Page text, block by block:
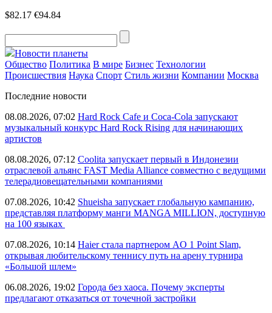
$82.17 €94.84
Новости планеты
Общество Политика В мире Бизнес Технологии
Происшествия Наука Спорт Стиль жизни Компании Москва
Последние новости
08.08.2026, 07:02 Hard Rock Cafe и Coca-Cola запускают
музыкальный конкурс Hard Rock Rising для начинающих
артистов
08.08.2026, 07:12 Coolita запускает первый в Индонезии
отраслевой альянс FAST Media Alliance совместно с ведущими
телерадиовещательными компаниями
07.08.2026, 10:42 Shueisha запускает глобальную кампанию,
представляя платформу манги MANGA MILLION, доступную
на 100 языках
07.08.2026, 10:14 Haier стала партнером AO 1 Point Slam,
открывая любительскому теннису путь на арену турнира
«Большой шлем»
06.08.2026, 19:02 Города без хаоса. Почему эксперты
предлагают отказаться от точечной застройки